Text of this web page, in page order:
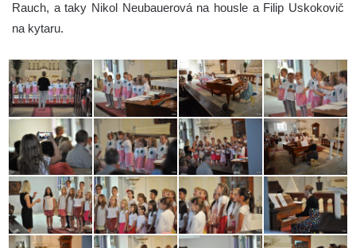
Rauch, a taky Nikol Neubauerová na housle a Filip Uskokovič
na kytaru.